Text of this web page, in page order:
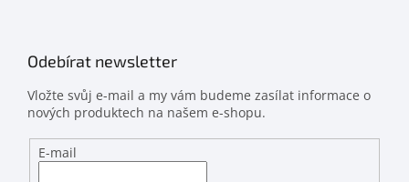
Odebírat newsletter
Vložte svůj e-mail a my vám budeme zasílat informace o
nových produktech na našem e-shopu.
E-mail